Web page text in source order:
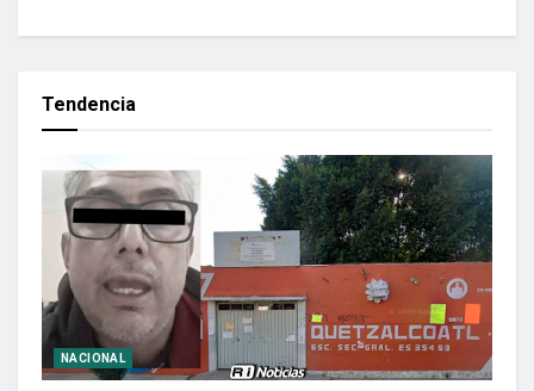
Tendencia
NACIONAL